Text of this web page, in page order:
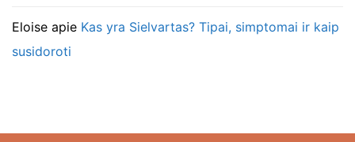
Eloise apie Kas yra Sielvartas? Tipai, simptomai ir kaip
susidoroti